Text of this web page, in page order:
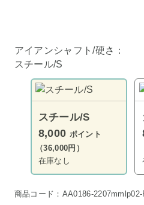
アイアンシャフト/硬さ：
スチール/S
スチール/S
8,000 ポイント
（36,000円）
在庫なし
商品コード：AA0186-2207mmlp02-